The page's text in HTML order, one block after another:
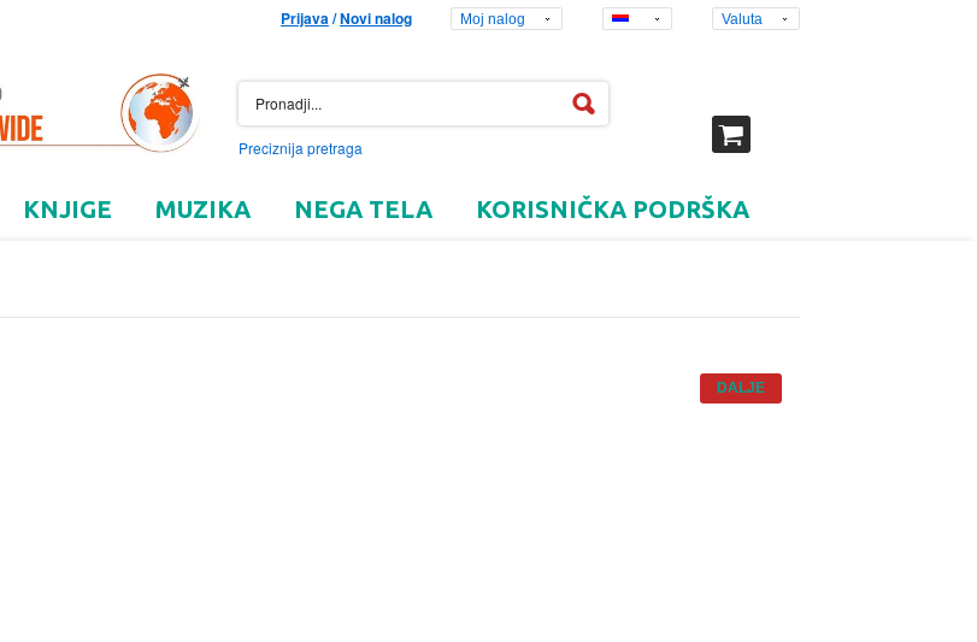
Prijava/Novi nalog Moj nalog Valuta
Preciznija pretraga
KNJIGE MUZIKA NEGA TELA KORISNIČKA PODRŠKA
DALJE